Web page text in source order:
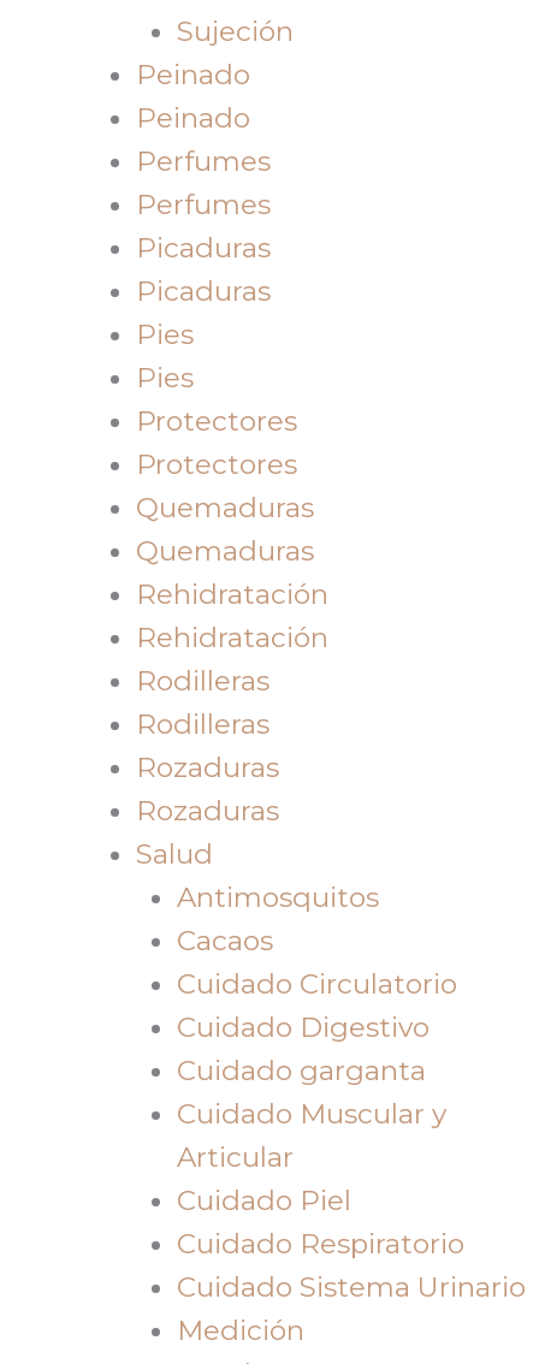
Sujeción
Peinado
Peinado
Perfumes
Perfumes
Picaduras
Picaduras
Pies
Pies
Protectores
Protectores
Quemaduras
Quemaduras
Rehidratación
Rehidratación
Rodilleras
Rodilleras
Rozaduras
Rozaduras
Salud
Antimosquitos
Cacaos
Cuidado Circulatorio
Cuidado Digestivo
Cuidado garganta
Cuidado Muscular y
Articular
Cuidado Piel
Cuidado Respiratorio
Cuidado Sistema Urinario
Medición